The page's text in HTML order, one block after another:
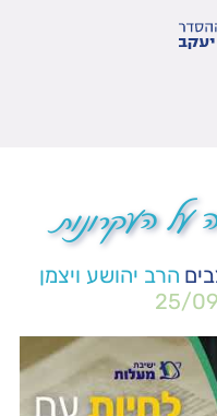
על העקרונות
הרב יהושע ויצמן
25/